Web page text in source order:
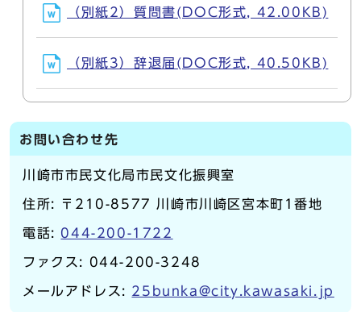
（別紙2）質問書(DOC形式, 42.00KB)
（別紙3）辞退届(DOC形式, 40.50KB)
お問い合わせ先
川崎市市民文化局市民文化振興室
住所: 〒210-8577 川崎市川崎区宮本町1番地
電話: 044-200-1722
ファクス: 044-200-3248
メールアドレス: 25bunka@city.kawasaki.jp